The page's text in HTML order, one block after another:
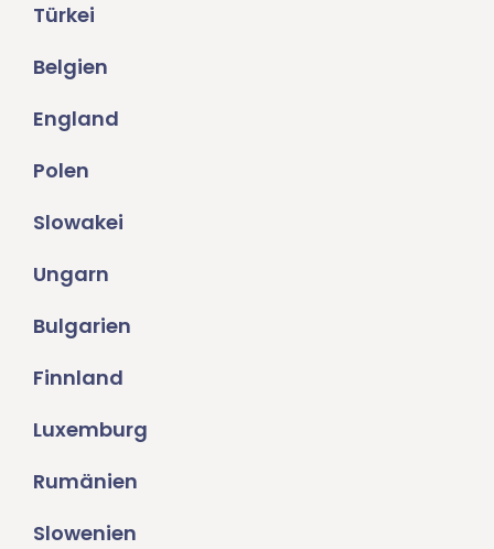
Türkei
Belgien
England
Polen
Slowakei
Ungarn
Bulgarien
Finnland
Luxemburg
Rumänien
Slowenien